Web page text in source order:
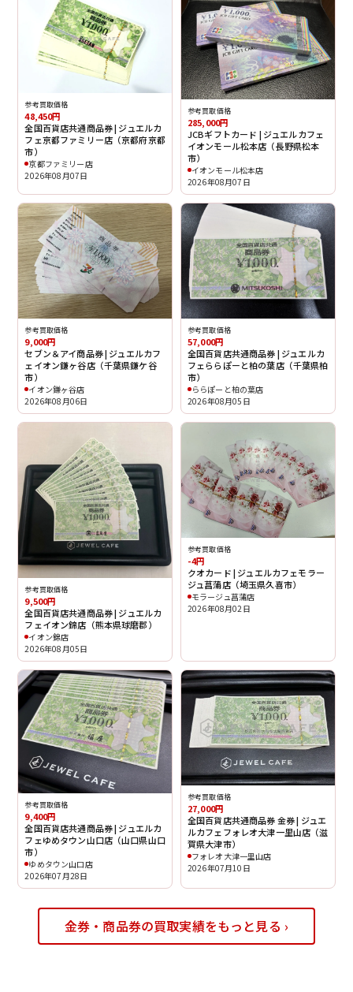
参考買取価格
48,450円
全国百貨店共通商品券 | ジュエルカ
フェ京都ファミリー店（京都府京都
市）
京都ファミリー店
2026年08月07日
参考買取価格
285,000円
JCBギフトカード | ジュエルカフェ
イオンモール松本店（長野県松本
市）
イオンモール松本店
2026年08月07日
参考買取価格
9,000円
セブン＆アイ商品券 | ジュエルカフ
ェイオン鎌ヶ谷店（千葉県鎌ケ谷
市）
イオン鎌ヶ谷店
2026年08月06日
参考買取価格
57,000円
全国百貨店共通商品券 | ジュエルカ
フェららぽーと柏の葉店（千葉県柏
市）
ららぽーと柏の葉店
2026年08月05日
参考買取価格
9,500円
全国百貨店共通商品券 | ジュエルカ
フェイオン錦店（熊本県球磨郡）
イオン錦店
2026年08月05日
参考買取価格
-4円
クオカード | ジュエルカフェモラー
ジュ菖蒲店（埼玉県久喜市）
モラージュ菖蒲店
2026年08月02日
参考買取価格
9,400円
全国百貨店共通商品券 | ジュエルカ
フェゆめタウン山口店（山口県山口
市）
ゆめタウン山口店
2026年07月28日
参考買取価格
27,000円
全国百貨店共通商品券 金券 | ジュエ
ルカフェフォレオ大津一里山店（滋
賀県大津市）
フォレオ大津一里山店
2026年07月10日
金券・商品券の買取実績をもっと見る ›